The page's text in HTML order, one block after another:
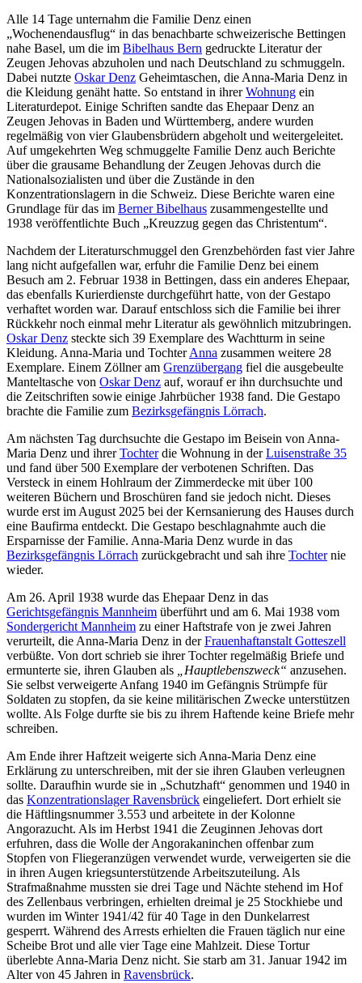
Alle 14 Tage unternahm die Familie Denz einen
„Wochenendausflug“ in das benachbarte schweizerische Bettingen
nahe Basel, um die im Bibelhaus Bern gedruckte Literatur der
Zeugen Jehovas abzuholen und nach Deutschland zu schmuggeln.
Dabei nutzte Oskar Denz Geheimtaschen, die Anna-Maria Denz in
die Kleidung genäht hatte. So entstand in ihrerWohnung ein
Literaturdepot. Einige Schriften sandte das Ehepaar Denz an
Zeugen Jehovas in Baden und Württemberg, andere wurden
regelmäßig von vier Glaubensbrüdern abgeholt und weitergeleitet.
Auf umgekehrten Weg schmuggelte Familie Denz auch Berichte
über die grausame Behandlung der Zeugen Jehovas durch die
Nationalsozialisten und über die Zustände in den
Konzentrationslagern in die Schweiz. Diese Berichte waren eine
Grundlage für das im Berner Bibelhaus zusammengestellte und
1938 veröffentlichte Buch „Kreuzzug gegen das Christentum“.
Nachdem der Literaturschmuggel den Grenzbehörden fast vier Jahre
lang nicht aufgefallen war, erfuhr die Familie Denz bei einem
Besuch am 2. Februar 1938 in Bettingen, dass ein anderes Ehepaar,
das ebenfalls Kurierdienste durchgeführt hatte, von der Gestapo
verhaftet worden war. Darauf entschloss sich die Familie bei ihrer
Rückkehr noch einmal mehr Literatur als gewöhnlich mitzubringen.
Oskar Denz steckte sich 39 Exemplare des Wachtturm in seine
Kleidung. Anna-Maria und TochterAnna zusammen weitere 28
Exemplare. Einem Zöllner am Grenzübergang fiel die ausgebeulte
Manteltasche von Oskar Denz auf, worauf er ihn durchsuchte und
die Zeitschriften sowie einige Jahrbücher 1938 fand. Die Gestapo
brachte die Familie zum Bezirksgefängnis Lörrach.
Am nächsten Tag durchsuchte die Gestapo im Beisein von Anna-
Maria Denz und ihrerTochterdie Wohnung in derLuisenstraße 35
und fand über 500 Exemplare der verbotenen Schriften. Das
Versteck in einem Hohlraum der Zimmerdecke mit über 100
weiteren Büchern und Broschüren fand sie jedoch nicht. Dieses
wurde erst im August 2025 bei der Kernsanierung des Hauses durch
eine Baufirma entdeckt. Die Gestapo beschlagnahmte auch die
Ersparnisse der Familie. Anna-Maria Denz wurde in das
Bezirksgefängnis Lörrach zurückgebracht und sah ihre Tochternie
wieder.
Am 26. April 1938 wurde das Ehepaar Denz in das
Gerichtsgefängnis Mannheim überführt und am 6. Mai 1938 vom
Sondergericht Mannheim zu einer Haftstrafe von je zwei Jahren
verurteilt, die Anna-Maria Denz in derFrauenhaftanstalt Gotteszell
verbüßte. Von dort schrieb sie ihrer Tochter regelmäßig Briefe und
ermunterte sie, ihren Glauben als
„Hauptlebenszweck“ anzusehen.
Sie selbst verweigerte Anfang 1940 im Gefängnis Strümpfe für
Soldaten zu stopfen, da sie keine militärischen Zwecke unterstützen
wollte. Als Folge durfte sie bis zu ihrem Haftende keine Briefe mehr
schreiben.
Am Ende ihrer Haftzeit weigerte sich Anna-Maria Denz eine
Erklärung zu unterschreiben, mit der sie ihren Glauben verleugnen
sollte. Daraufhin wurde sie in „Schutzhaft“ genommen und 1940 in
das Konzentrationslager Ravensbrück eingeliefert. Dort erhielt sie
die Häftlingsnummer 3.553 und arbeitete in der Kolonne
Angorazucht. Als im Herbst 1941 die Zeuginnen Jehovas dort
erfuhren, dass die Wolle der Angorakaninchen offenbar zum
Stopfen von Fliegeranzügen verwendet wurde, verweigerten sie die
in ihren Augen kriegsunterstützende Arbeitszuteilung. Als
Strafmaßnahme mussten sie drei Tage und Nächte stehend im Hof
des Zellenbaus verbringen, erhielten dreimal je 25 Stockhiebe und
wurden im Winter 1941/42 für 40 Tage in den Dunkelarrest
gesperrt. Während des Arrests erhielten die Frauen täglich nur eine
Scheibe Brot und alle vier Tage eine Mahlzeit. Diese Tortur
überlebte Anna-Maria Denz nicht. Sie starb am 31. Januar 1942 im
Alter von 45 Jahren in Ravensbrück.